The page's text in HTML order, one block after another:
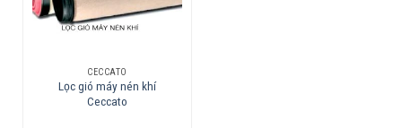
CECCATO
Lọc gió máy nén khí
Ceccato